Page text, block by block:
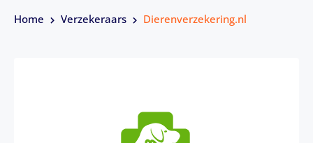
Home Verzekeraars Dierenverzekering.nl